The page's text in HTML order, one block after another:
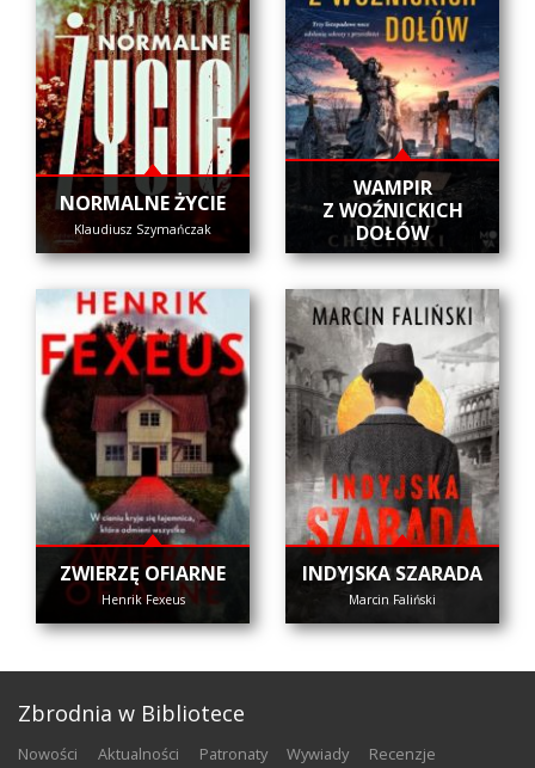
NORMALNE ŻYCIE
Klaudiusz Szymańczak
WAMPIR
Z WOŹNICKICH
DOŁÓW
ZWIERZĘ OFIARNE
Henrik Fexeus
INDYJSKA SZARADA
Marcin Faliński
Zbrodnia w Bibliotece
nowości aktualności patronaty wywiady recenzje